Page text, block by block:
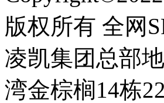
版权所有 全网
凌凯集团总部
湾金棕榈14栋